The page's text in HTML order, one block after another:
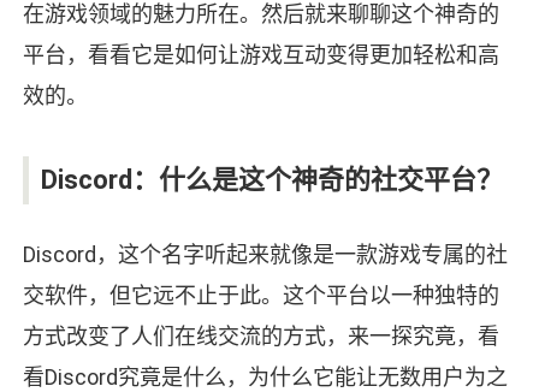
在游戏领域的魅力所在。然后就来聊聊这个神奇的
平台，看看它是如何让游戏互动变得更加轻松和高
效的。
Discord：什么是这个神奇的社交平台？
Discord，这个名字听起来就像是一款游戏专属的社
交软件，但它远不止于此。这个平台以一种独特的
方式改变了人们在线交流的方式，来一探究竟，看
看Discord究竟是什么，为什么它能让无数用户为之